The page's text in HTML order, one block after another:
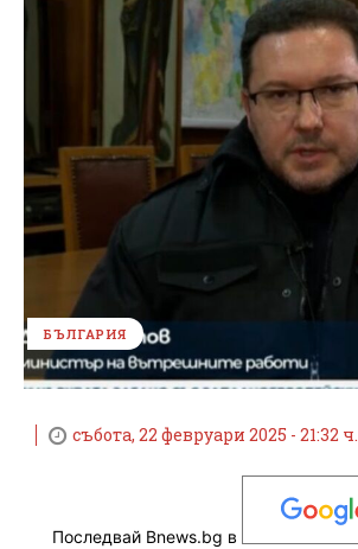
БЪЛГАРИЯ
събота, 22 февруари 2025 - 21:32 ч.
Последвай Bnews.bg в